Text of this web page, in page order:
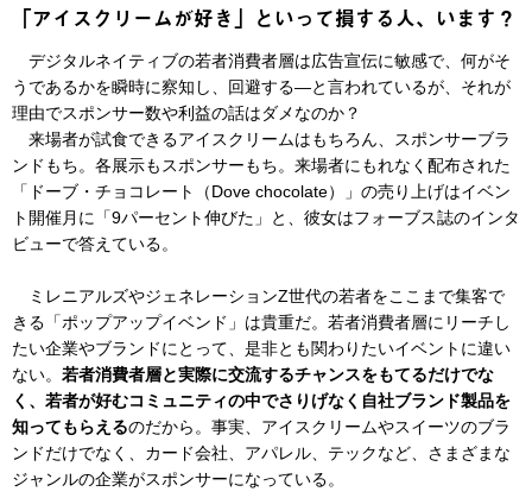
「アイスクリームが好き」といって損する人、います？
デジタルネイティブの若者消費者層は広告宣伝に敏感で、何がそ
うであるかを瞬時に察知し、回避する—と言われているが、それが
理由でスポンサー数や利益の話はダメなのか？
来場者が試食できるアイスクリームはもちろん、スポンサーブラ
ンドもち。各展示もスポンサーもち。来場者にもれなく配布された
「ドーブ・チョコレート（Dove chocolate）」の売り上げはイベン
ト開催月に「9パーセント伸びた」と、彼女はフォーブス誌のインタ
ビューで答えている。
ミレニアルズやジェネレーションZ世代の若者をここまで集客で
きる「ポップアップイベンド」は貴重だ。若者消費者層にリーチし
たい企業やブランドにとって、是非とも関わりたいイベントに違い
ない。 若者消費者層と実際に交流するチャンスをもてるだけでな
く、若者が好むコミュニティの中でさりげなく自社ブランド製品を
知ってもらえるのだから。事実、アイスクリームやスイーツのブラ
ンドだけでなく、カード会社、アパレル、テックなど、さまざまな
ジャンルの企業がスポンサーになっている。